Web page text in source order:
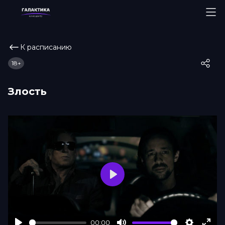
К расписанию
Злость
18+
00:00
Play